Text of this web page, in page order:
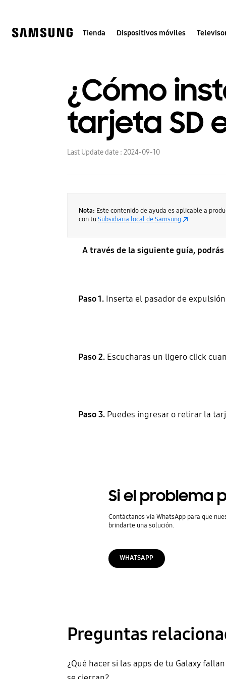
Tienda Dispositivos móviles
¿Cómo
tarjeta SD
Last Update date : 2024-09-10
Nota: Este contenido de ayuda es aplicable a
con tu Subsidiaria local de Samsung
A través de la siguiente guía, podrás
Paso 1. Inserta el pasador de
Paso 2. Escucharas un ligero click
Paso 3. Puedes ingresar o retirar la
Si el problema
Contáctanos vía WhatsApp para que
brindarte una solución.
WHATSAPP
Preguntas
¿Qué hacer si las apps de tu Galaxy